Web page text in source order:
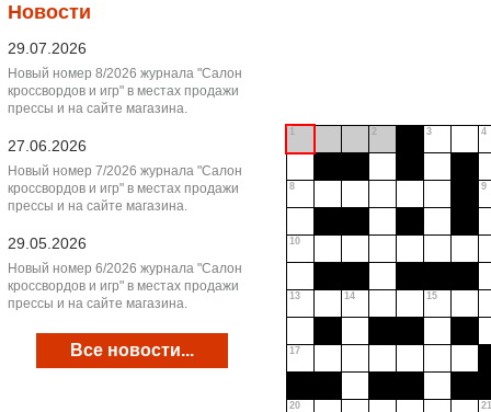
Новости
29.07.2026
Новый номер 8/2026 журнала "Салон
кроссвордов и игр" в местах продажи
прессы и на сайте магазина.
27.06.2026
Новый номер 7/2026 журнала "Салон
кроссвордов и игр" в местах продажи
прессы и на сайте магазина.
29.05.2026
Новый номер 6/2026 журнала "Салон
кроссвордов и игр" в местах продажи
прессы и на сайте магазина.
Все новости...
1 2 3 4
8 9
10
13 14 15
17
20 21